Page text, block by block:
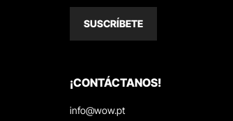
SUSCRÍBETE
¡CONTÁCTANOS!
info@wow.pt